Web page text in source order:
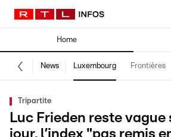
Home
News Luxembourg Frontières
Tripartite
Luc Frieden reste vague
jour, l’index "pas remis